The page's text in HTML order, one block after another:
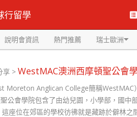
行留學
說明會資訊 熱門推薦 瑞士歐洲
享 > WestMAC澳洲西摩頓聖公會
Moreton Anglican College簡稱WestMAC
公會學院包含了由幼兒園，小學部，國中
座位在郊區的學校彷彿就是藏跡於僻林之